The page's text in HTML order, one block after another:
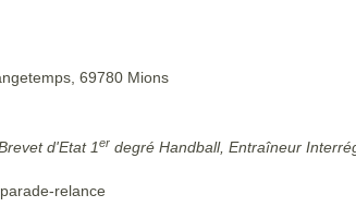
69780 Mions
d'Etat 1er degré Handball, Entraîneur
relance